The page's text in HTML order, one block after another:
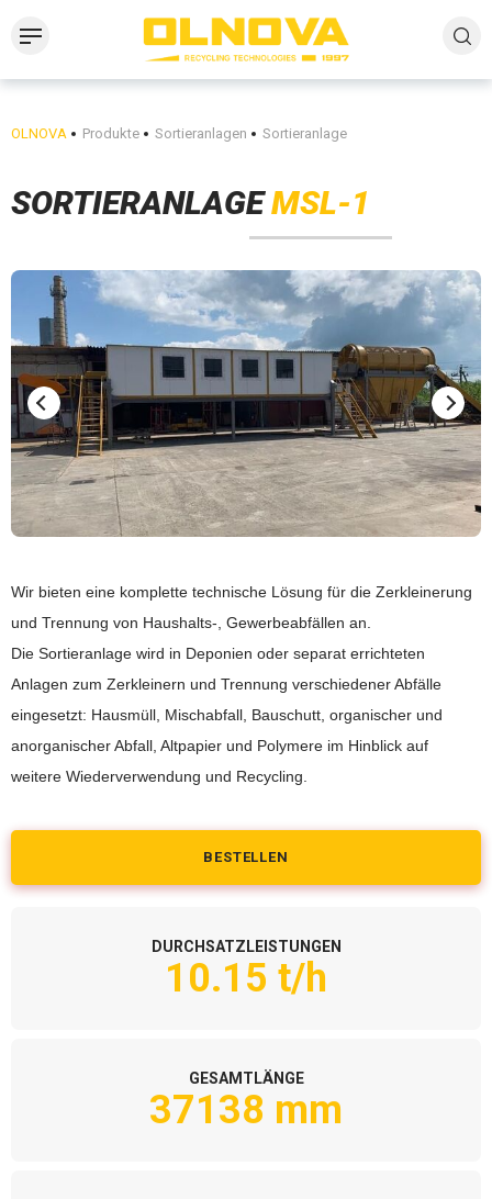
OLNOVA Produkte Sortieranlagen Sortieranlage
SORTIERANLAGEMSL-1
Wir bieten eine komplette technische Lösung für die Zerkleinerung
und Trennung von Haushalts-, Gewerbeabfällen an.
Die Sortieranlage wird in Deponien oder separat errichteten
Anlagen zum Zerkleinern und Trennung verschiedener Abfälle
eingesetzt: Hausmüll, Mischabfall, Bauschutt, organischer und
anorganischer Abfall, Altpapier und Polymere im Hinblick auf
weitere Wiederverwendung und Recycling.
BESTELLEN
DURCHSATZLEISTUNGEN
10.15 t/h
GESAMTLÄNGE
37138 mm